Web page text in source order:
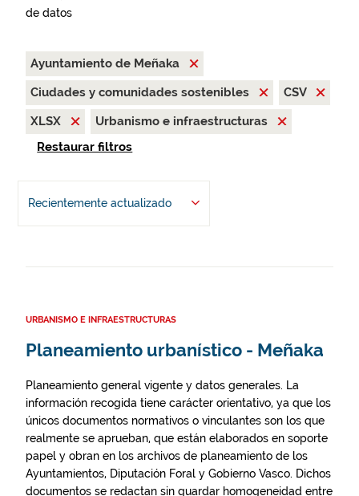
de datos
Ayuntamiento de Meñaka
Ciudades y comunidades sostenibles
CSV
XLSX
Urbanismo e infraestructuras
Restaurar filtros
Recientemente actualizado
URBANISMO E INFRAESTRUCTURAS
Planeamiento urbanístico - Meñaka
Planeamiento general vigente y datos generales. La
información recogida tiene carácter orientativo, ya que los
únicos documentos normativos o vinculantes son los que
realmente se aprueban, que están elaborados en soporte
papel y obran en los archivos de planeamiento de los
Ayuntamientos, Diputación Foral y Gobierno Vasco. Dichos
documentos se redactan sin guardar homogeneidad entre